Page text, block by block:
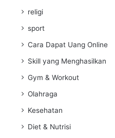
religi
sport
Cara Dapat Uang Online
Skill yang Menghasilkan
Gym & Workout
Olahraga
Kesehatan
Diet & Nutrisi